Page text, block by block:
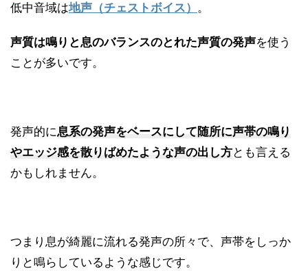
低中音域は地声（チェストボイス） 。
声質は鳴りと息のバランスのとれた声質の発声を使う
ことが多いです。
発声的に息系の発声をベースにして随所に声帯の鳴り
やエッジ感を散りばめたような声の出し方とも言える
かもしれません。
つまり息が綺麗に流れる発声の所々で、声帯をしっか
りと鳴らしているような感じです。